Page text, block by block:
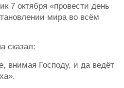
7 октября «провести день
мира во всём
сказал:
внимая Господу, и да ведёт